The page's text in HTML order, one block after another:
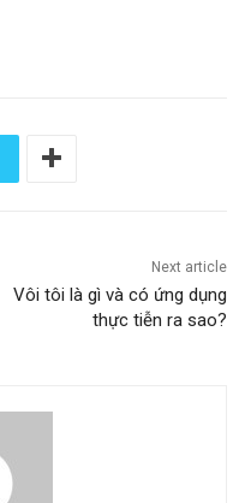
Next article
Vôi tôi là gì và có ứng dụng
thực tiễn ra sao?